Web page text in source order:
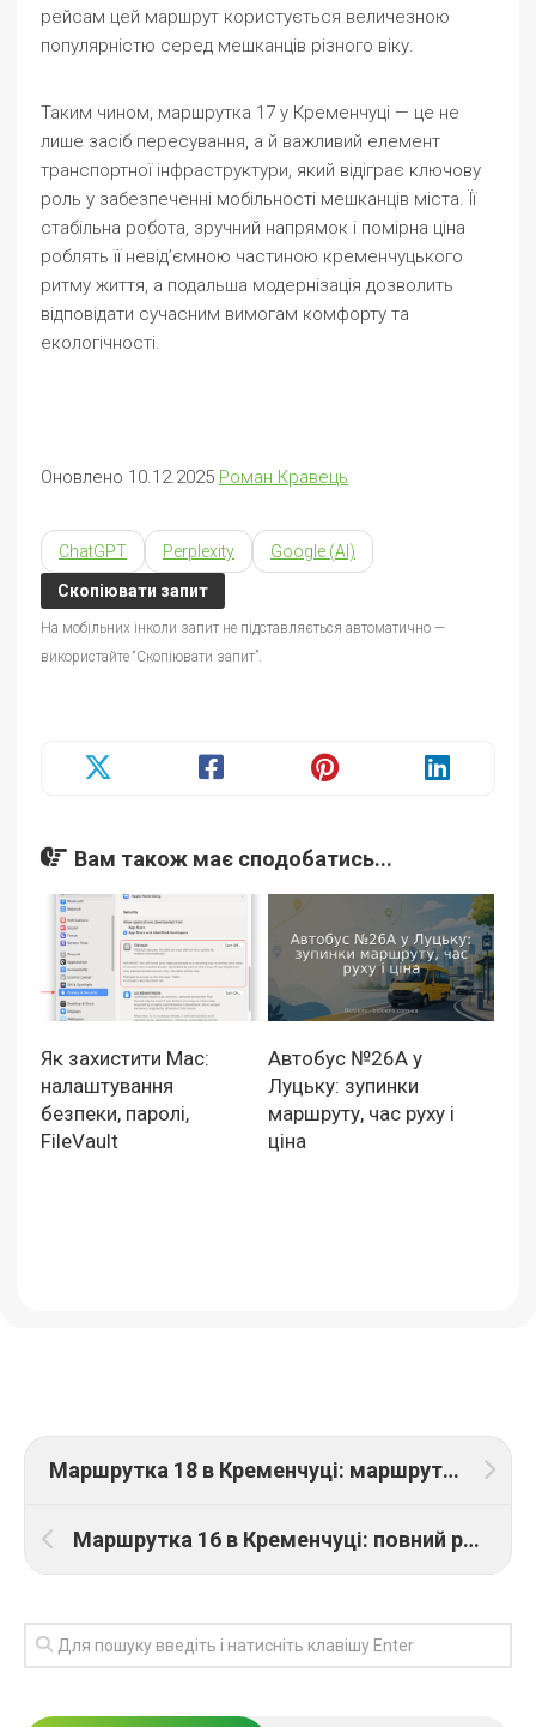
рейсам цей маршрут користується величезною
популярністю серед мешканців різного віку.
Таким чином, маршрутка 17 у Кременчуці — це не
лише засіб пересування, а й важливий елемент
транспортної інфраструктури, який відіграє ключову
роль у забезпеченні мобільності мешканців міста. Її
стабільна робота, зручний напрямок і помірна ціна
роблять її невід’ємною частиною кременчуцького
ритму життя, а подальша модернізація дозволить
відповідати сучасним вимогам комфорту та
екологічності.
Оновлено 10.12.2025 Роман Кравець
ChatGPT Perplexity Google (AI)
Скопіювати запит
На мобільних інколи запит не підставляється автоматично —
використайте “Скопіювати запит”.
Вам також має сподобатись...
Як захистити Mac:
налаштування
безпеки, паролі,
FileVault
Автобус №26А у
Луцьку: зупинки
маршруту, час руху і
ціна
Маршрутка 18 в Кременчуці: маршрут містом і графік руху
Маршрутка 16 в Кременчуці: повний розклад руху та схема зупинок